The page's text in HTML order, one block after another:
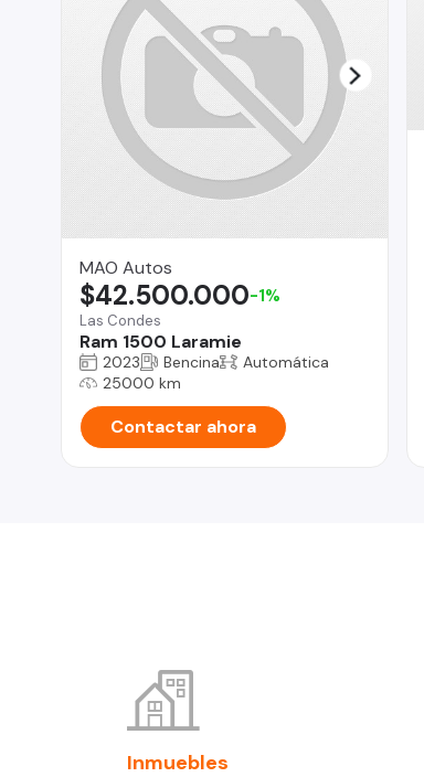
MAO Autos
Las Condes
Ram 1500 Laramie
$42.500.000-1%
2023 Bencina
Automática
25000 km
Contactar ahora
Inmuebles